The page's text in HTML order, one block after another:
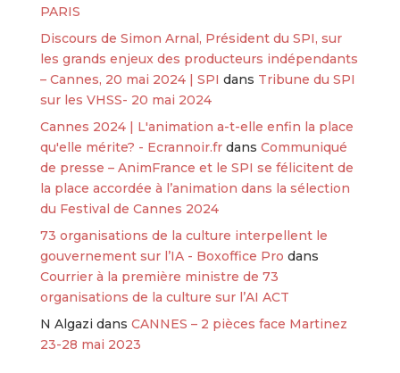
PARIS
Discours de Simon Arnal, Président du SPI, sur
les grands enjeux des producteurs indépendants
– Cannes, 20 mai 2024 | SPI dans Tribune du SPI
sur les VHSS- 20 mai 2024
Cannes 2024 | L'animation a-t-elle enfin la place
qu'elle mérite? - Ecrannoir.frdans Communiqué
de presse – AnimFrance et le SPI se félicitent de
la place accordée à l’animation dans la sélection
du Festival de Cannes 2024
73 organisations de la culture interpellent le
gouvernement sur l’IA - Boxoffice Pro dans
Courrier à la première ministre de 73
organisations de la culture sur l’AI ACT
N Algazi dans CANNES – 2 pièces face Martinez
23-28 mai 2023